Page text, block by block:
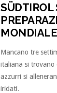
SÜDTIROL
Mancano tre
italiana si trovano
azzurri si
iridati.